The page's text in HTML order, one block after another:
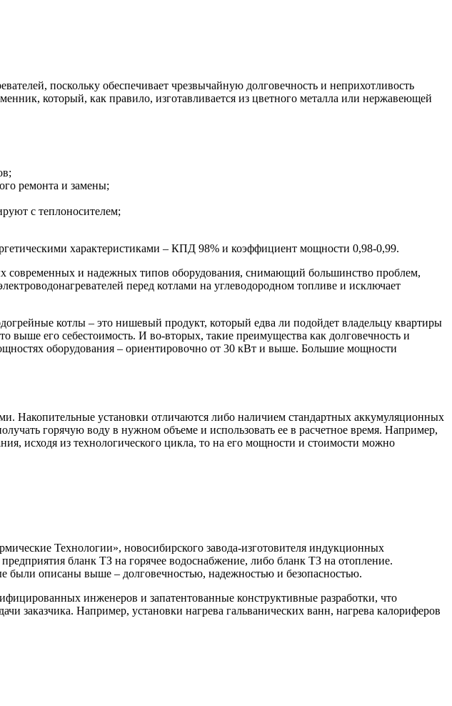
поскольку обеспечивает чрезвычайную долговечность и неприхотливость
который, как правило, изготавливается из цветного металла или нержавеющей
ремонта и замены;
с теплоносителем;
характеристиками – КПД 98% и коэффициент мощности 0,98-0,99.
современных и надежных типов оборудования, снимающий большинство проблем,
перед котлами на углеводородном топливе и исключает
котлы – это нишевый продукт, который едва ли подойдет владельцу квартиры
его себестоимость. И во-вторых, такие преимущества как долговечность и
оборудования – ориентировочно от 30 кВт и выше. Большие мощности
Накопительные установки отличаются либо наличием стандартных аккумуляционных
горячую воду в нужном объеме и использовать ее в расчетное время. Например,
исходя из технологического цикла, то на его мощности и стоимости можно
Технологии», новосибирского завода-изготовителя индукционных
бланк ТЗ на горячее водоснабжение, либо бланк ТЗ на отопление.
были описаны выше – долговечностью, надежностью и безопасностью.
инженеров и запатентованные конструктивные разработки, что
заказчика. Например, установки нагрева гальванических ванн, нагрева калориферов